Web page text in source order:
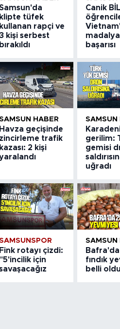
klipte tüfek
kullanan rapçi ve
3 kişi serbest
bırakıldı
Canik
madalya
başarısı
HABER
Havza geçişinde
zincirleme trafik
kazası: 2 kişi
SAMSUN
gerilim:
gemisi
uğradı
Fink rotayı çizdi:
"5'incilik için
SAMSUN
fındık
belli oldu